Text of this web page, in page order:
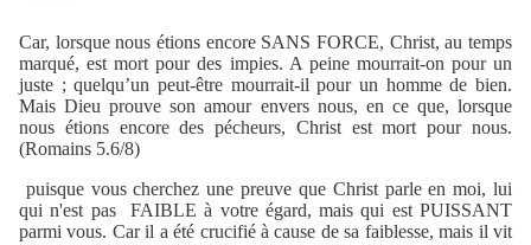
Car, lorsque nous étions encore SANS FORCE, Christ, au temps
marqué, est mort pour des impies. A peine mourrait-on pour un
juste ; quelqu’un peut-être mourrait-il pour un homme de bien.
Mais Dieu prouve son amour envers nous, en ce que, lorsque
nous étions encore des pécheurs, Christ est mort pour nous.
(Romains 5.6/8)
puisque vous cherchez une preuve que Christ parle en moi, lui
qui n'est pas FAIBLE à votre égard, mais qui est PUISSANT
parmi vous. Car il a été crucifié à cause de sa faiblesse, mais il vit